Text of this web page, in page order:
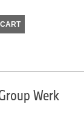
Werk